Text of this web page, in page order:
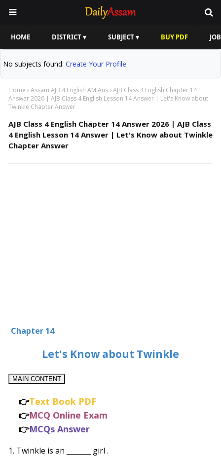
HOME DISTRICT ▾ SUBJECT ▾ BUY PDF
No subjects found. Create Your Profile
Home Assam AJB 4 English AM Ans AJB Class 4 English Chapter 14
Answer 2026 | AJB Class 4 English Lesson 14 Answer | Let's Know about
Twinkle Chapter Answer
AJB Class 4 English Chapter 14 Answer 2026 | AJB Class
4 English Lesson 14 Answer | Let's Know about Twinkle
Chapter Answer
Chapter 14
Let's Know about Twinkle
MAIN CONTENT
👉Text Book PDF
👉MCQ Online Exam
👉MCQs Answer
1. Twinkle is an _______ girl .